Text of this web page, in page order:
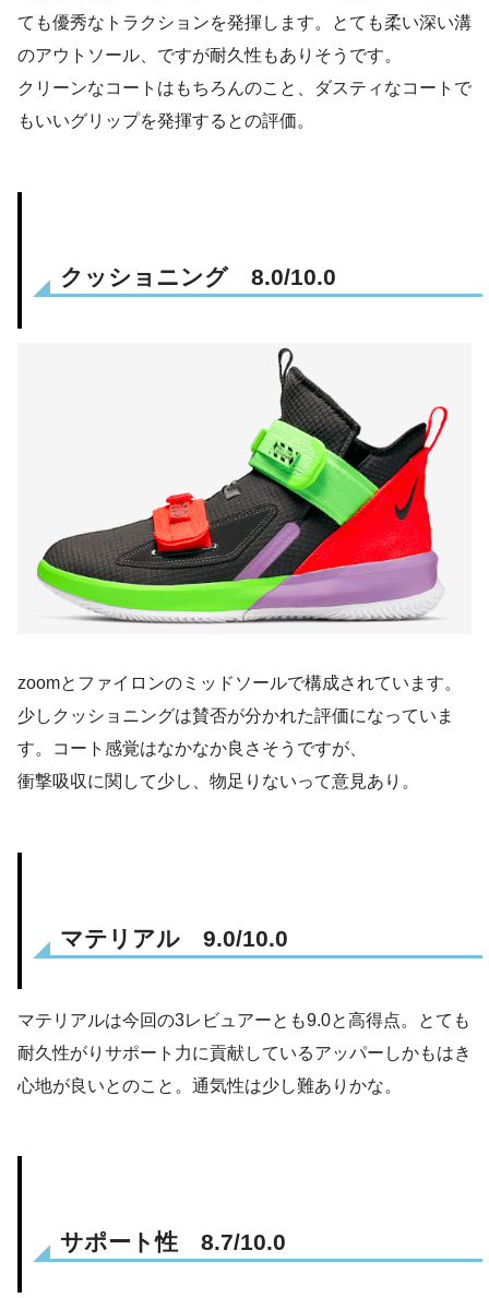
ても優秀なトラクションを発揮します。とても柔い深い溝
のアウトソール、ですが耐久性もありそうです。
クリーンなコートはもちろんのこと、ダスティなコートで
もいいグリップを発揮するとの評価。
クッショニング 8.0/10.0
zoomとファイロンのミッドソールで構成されています。
少しクッショニングは賛否が分かれた評価になっていま
す。コート感覚はなかなか良さそうですが、
衝撃吸収に関して少し、物足りないって意見あり。
マテリアル 9.0/10.0
マテリアルは今回の3レビュアーとも9.0と高得点。とても
耐久性がりサポート力に貢献しているアッパーしかもはき
心地が良いとのこと。通気性は少し難ありかな。
サポート性 8.7/10.0